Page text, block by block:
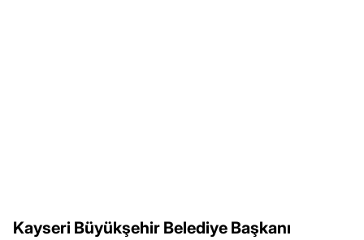
Kayseri Büyükşehir Belediye Başkanı